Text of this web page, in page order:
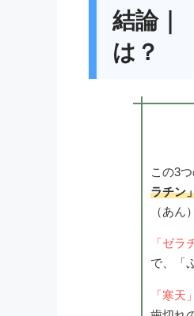
結論｜
は？
この3
ラチン
（あ
「ゼラ
で、「
「寒天」